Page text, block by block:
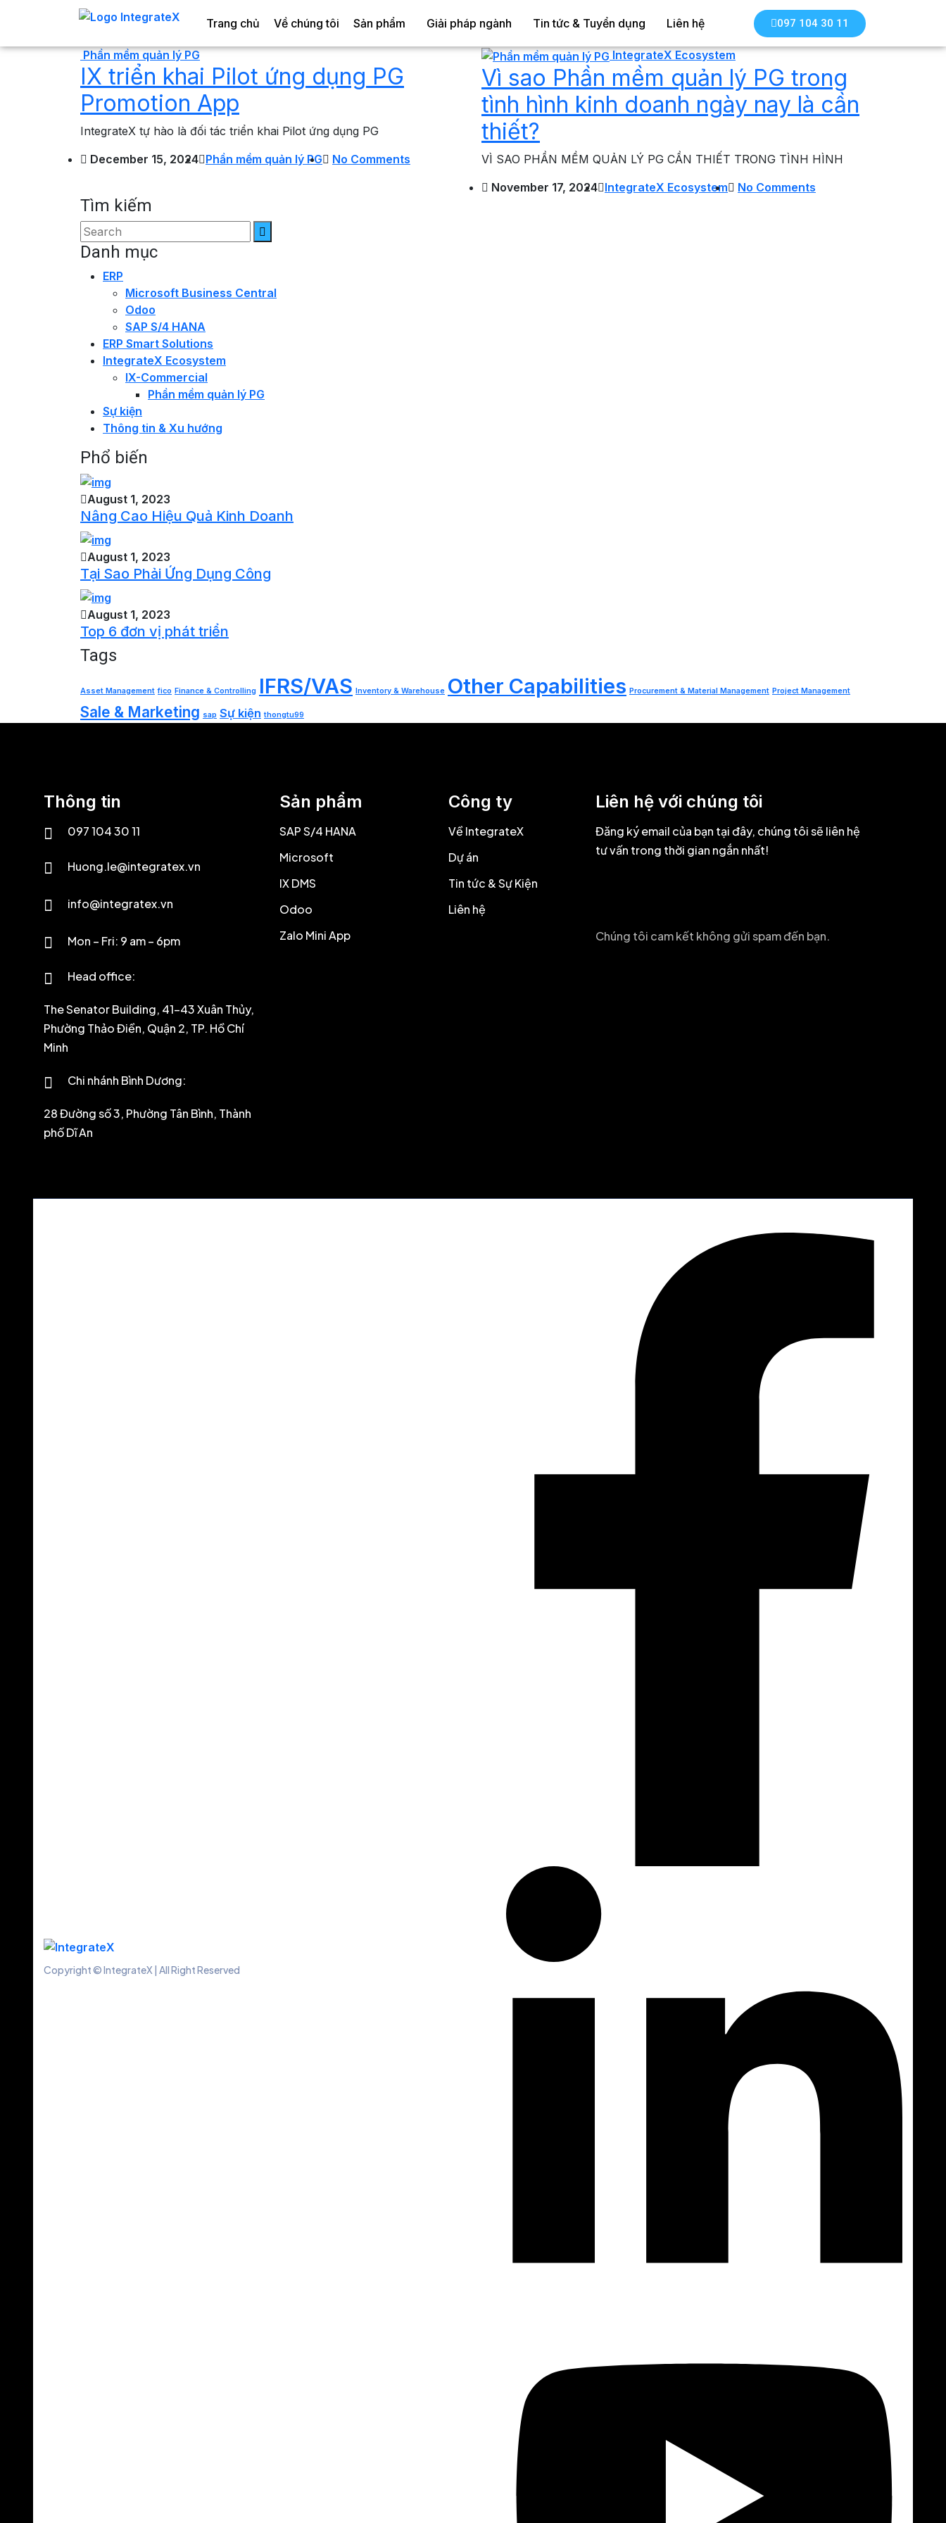
Trang chủ Về chúng tôi Sản phẩm Giải pháp ngành Tin tức & Tuyển dụng Liên hệ 097 104 30 11
Phần mềm quản lý PG
IX triển khai Pilot ứng dụng PG
Promotion App
IntegrateX tự hào là đối tác triển khai Pilot ứng dụng PG
December 15, 2024 Phần mềm quản lý PG No Comments
IntegrateX Ecosystem
Vì sao Phần mềm quản lý PG trong
tình hình kinh doanh ngày nay là cần
thiết?
VÌ SAO PHẦN MỀM QUẢN LÝ PG CẦN THIẾT TRONG TÌNH HÌNH
November 17, 2024 IntegrateX Ecosystem No Comments
Tìm kiếm
Danh mục
ERP
Microsoft Business Central
Odoo
SAP S/4 HANA
ERP Smart Solutions
IntegrateX Ecosystem
IX-Commercial
Phần mềm quản lý PG
Sự kiện
Thông tin & Xu hướng
Phổ biến
August 1, 2023
Nâng Cao Hiệu Quả Kinh Doanh
August 1, 2023
Tại Sao Phải Ứng Dụng Công
August 1, 2023
Top 6 đơn vị phát triển
Tags
Asset Management fico Finance & Controlling IFRS/VAS Inventory & Warehouse Other Capabilities Procurement & Material Management Project Management
Sale & Marketing sap Sự kiện thongtu99
Thông tin
097 104 30 11
Huong.le@integratex.vn
info@integratex.vn
Mon – Fri: 9 am – 6pm
Head office:
The Senator Building, 41-43 Xuân Thủy,
Phường Thảo Điền, Quận 2, TP. Hồ Chí
Minh
Chi nhánh Bình Dương:
28 Đường số 3, Phường Tân Bình, Thành
phố Dĩ An
Sản phẩm
SAP S/4 HANA​
Microsoft
IX DMS
Odoo
Zalo Mini App
Công ty
Về IntegrateX
Dự án
Tin tức & Sự Kiện
Liên hệ
Liên hệ với chúng tôi
Đăng ký email của bạn tại đây, chúng tôi sẽ liên hệ
tư vấn trong thời gian ngắn nhất!
Chúng tôi cam kết không gửi spam đến bạn.
Copyright © IntegrateX | All Right Reserved